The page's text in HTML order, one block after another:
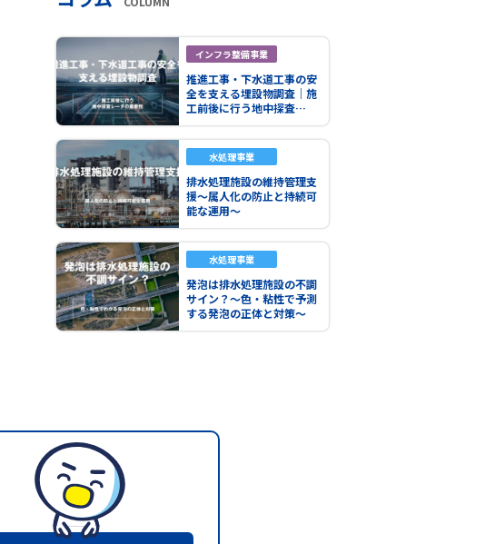
インフラ整備事業
推進工事・下水道工事の安
全を支える埋設物調査｜施
工前後に行う地中探査…
水処理事業
排水処理施設の維持管理支
援～属人化の防止と持続可
能な運用～
水処理事業
発泡は排水処理施設の不調
サイン？～色・粘性で予測
する発泡の正体と対策～